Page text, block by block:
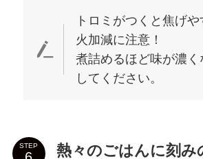
トロミがつくと焦げ
火加減に注意！
煮詰めるほど味が濃
してください。
STEP
熱々のごはんに刻み